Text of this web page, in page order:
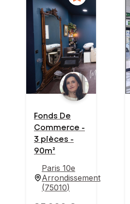
Fonds De
Commerce -
3 pièces -
90m²
Paris 10e
Arrondissement
(75010)